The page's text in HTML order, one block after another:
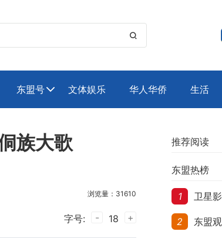

东盟号 文体娱乐 华人华侨 生活
族大歌
浏览量：31610
字号: - 18 +
推荐阅读
东盟热榜
1
2